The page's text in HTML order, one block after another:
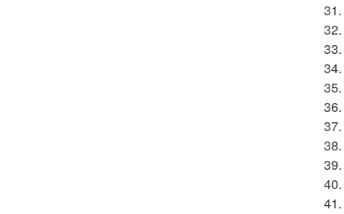
31.
32.
33.
34.
35.
36.
37.
38.
39.
40.
41.